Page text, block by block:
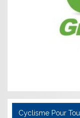
Cyclisme Pour